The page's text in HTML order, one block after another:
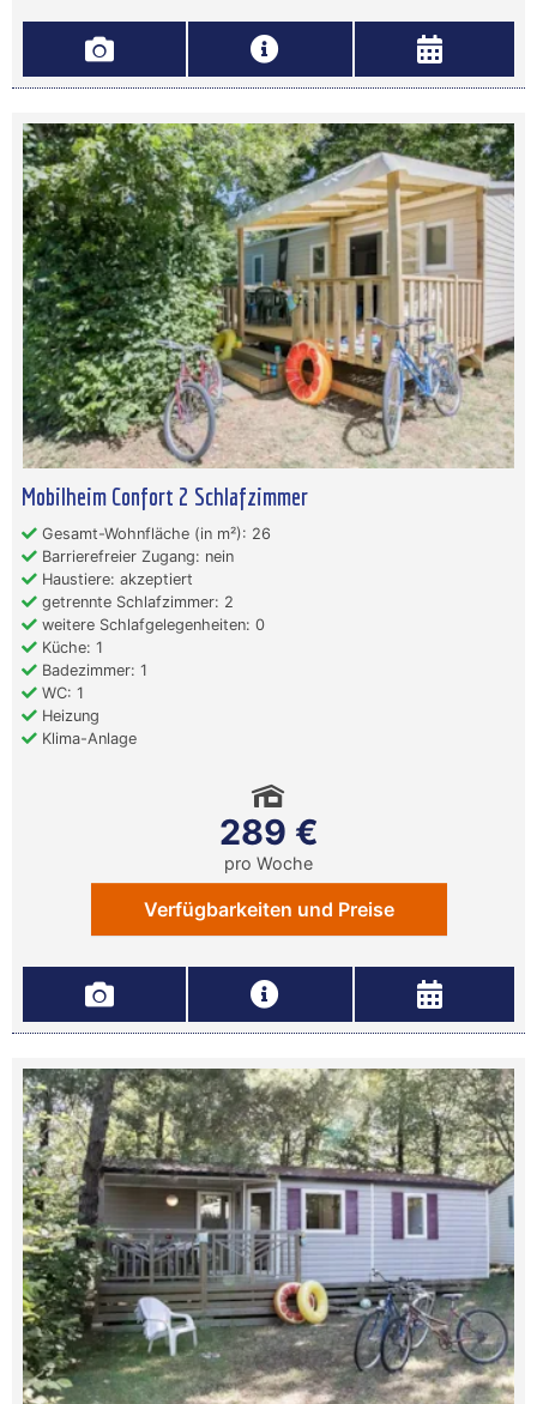
Mobilheim Confort 2 Schlafzimmer
Gesamt-Wohnfläche (in m²): 26
Barrierefreier Zugang: nein
Haustiere: akzeptiert
getrennte Schlafzimmer: 2
weitere Schlafgelegenheiten: 0
Küche: 1
Badezimmer: 1
WC: 1
Heizung
Klima-Anlage
289 €
pro Woche
Verfügbarkeiten und Preise